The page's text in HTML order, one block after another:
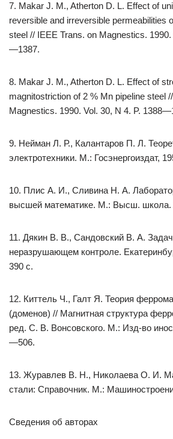
7. Makar J. M., Atherton D. L. Effect of
reversible and irreversible permeabilities
steel // IEEE Trans. on Magnestics. 1990.
—1387.
8. Makar J. M., Atherton D. L. Effect of
magnitostriction of 2 % Mn pipeline steel
Magnestics. 1990. Vol. 30, N 4. P.
9. Нейман Л. Р., Калантаров П. Л.
электротехники. М.: Госэнергоиздат,
10. Плис А. И., Сливина Н. А.
высшей математике. М.: Высш. школа.
11. Дякин В. В., Сандовский В. А.
неразрушающем контроле.
390 с.
12. Киттель Ч., Галт Я. Теория
(доменов) // Магнитная структура
ред. С. В. Вонсовского. М.: Изд-во
—506.
13. Журавлев В. Н., Николаева О. И.
стали: Справочник. М.:
Сведения об авторах